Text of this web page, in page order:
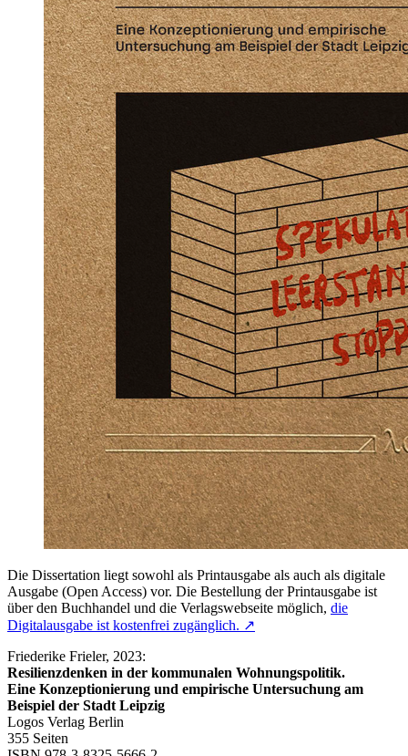
Die Dissertation liegt sowohl als Printausgabe als auch als digitale
Ausgabe (Open Access) vor. Die Bestellung der Printausgabe ist
über den Buchhandel und die Verlagswebseite möglich, die
Digitalausgabe ist kostenfrei zugänglich. ↗
Friederike Frieler, 2023:
Resilienzdenken in der kommunalen Wohnungspolitik.
Eine Konzeptionierung und empirische Untersuchung am
Beispiel der Stadt Leipzig
Logos Verlag Berlin
355 Seiten